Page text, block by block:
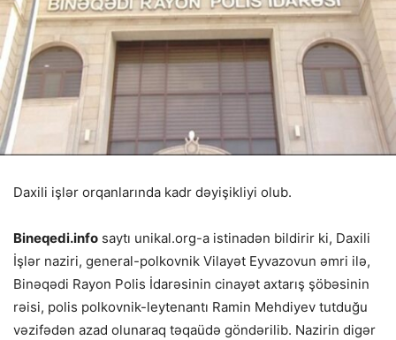
Daxili işlər orqanlarında kadr dəyişikliyi olub.
Bineqedi.info saytı unikal.org-a istinadən bildirir ki, Daxili
İşlər naziri, general-polkovnik Vilayət Eyvazovun əmri ilə,
Binəqədi Rayon Polis İdarəsinin cinayət axtarış şöbəsinin
rəisi, polis polkovnik-leytenantı Ramin Mehdiyev tutduğu
vəzifədən azad olunaraq təqaüdə göndərilib. Nazirin digər